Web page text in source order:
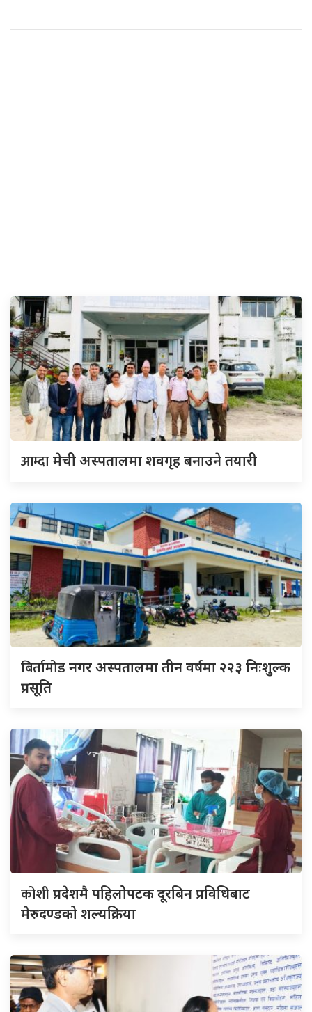
आम्दामेची अस्पतालमा शवगृह बनाउने तयारी
बिर्तामोडनगर अस्पतालमा तीन वर्षमा २२३ निःशुल्क
प्रसूति
कोशीप्रदेशमै पहिलोपटक दूरबिन प्रविधिबाट
मेरुदण्डको शल्यक्रिया